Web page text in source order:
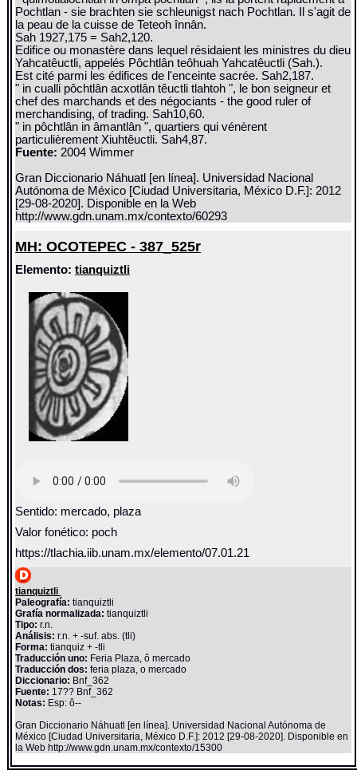
Pochtlan - sie brachten sie schleunigst nach Pochtlan. Il s'agit de
la peau de la cuisse de Teteoh înnân.
Sah 1927,175 = Sah2,120.
Edifice ou monastère dans lequel résidaient les ministres du dieu
Yahcatêuctli, appelés Pôchtlân teôhuah Yahcatêuctli (Sah.).
Est cité parmi les édifices de l'enceinte sacrée. Sah2,187.
" in cualli pôchtlân acxotlân têuctli tlahtoh ", le bon seigneur et
chef des marchands et des négociants - the good ruler of
merchandising, of trading. Sah10,60.
" in pôchtlân in âmantlân ", quartiers qui vénèrent
particulièrement Xiuhtêuctli. Sah4,87.
Fuente: 2004 Wimmer
Gran Diccionario Náhuatl [en línea]. Universidad Nacional
Autónoma de México [Ciudad Universitaria, México D.F.]: 2012
[29-08-2020]. Disponible en la Web
http://www.gdn.unam.mx/contexto/60293
MH: OCOTEPEC - 387_525r
Elemento:tianquiztli
Sentido: mercado, plaza
Valor fonético: poch
https://tlachia.iib.unam.mx/elemento/07.01.21
tianquiztli
Paleografía: tianquiztli
Grafía normalizada: tianquiztli
Tipo: r.n.
Análisis: r.n. + -suf. abs. (tli)
Forma: tianquiz + -tli
Traducción uno: Feria Plaza, ô mercado
Traducción dos: feria plaza, o mercado
Diccionario: Bnf_362
Fuente: 17?? Bnf_362
Notas: Esp: ô--
Gran Diccionario Náhuatl [en línea]. Universidad Nacional Autónoma de
México [Ciudad Universitaria, México D.F.]: 2012 [29-08-2020]. Disponible en
la Web http://www.gdn.unam.mx/contexto/15300